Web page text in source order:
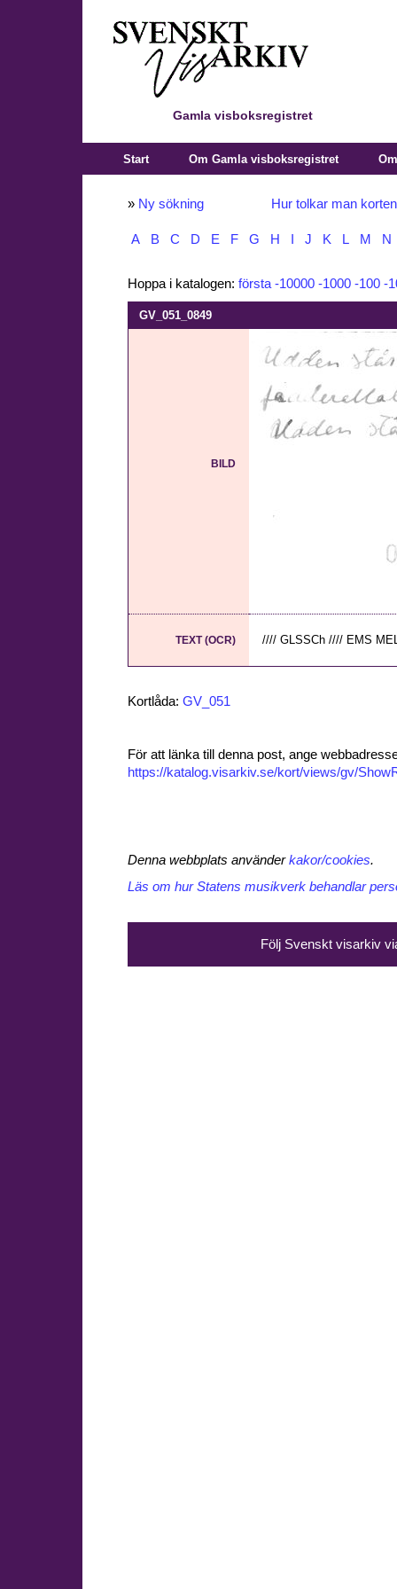
Gamla visboksregistret
Start Om Gamla visboksregistret
» Ny sökning Hur tolkar man
A B C D E F G H J K L M N
Hoppa i katalogen: första -10000 -1000 -100 -
GV_051_0849
BILD
TEXT (OCR) //// GLSSCh //// EMS
Kortlåda: GV_051
För att länka till denna post, ange
https://katalog.visarkiv.se/kort/views/gv/
Denna webbplats använderkakor/cookies.
Läs om hur Statens musikverk behandlar
Följ Svenskt visarkiv